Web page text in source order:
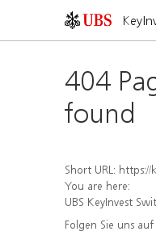
404
found
Short URL: https://
You are here:
UBS KeyInvest
Folgen Sie uns auf